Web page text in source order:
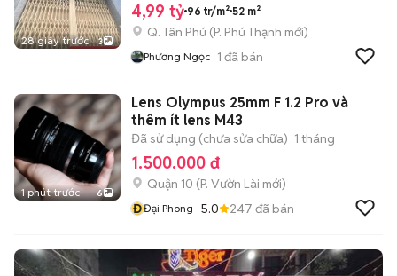
28 giây trước 3
4,99 tỷ 96 tr/m² 52 m²
Q. Tân Phú (P. Phú Thạnh mới)
Phương Ngọc 1 đã bán
1 phút trước 6
Lens Olympus 25mm F 1.2 Pro và
thêm ít lens M43
Đã sử dụng (chưa sửa chữa) 1 tháng
1.500.000 đ
Quận 10 (P. Vườn Lài mới)
ĐĐại Phong 5.0 247 đã bán